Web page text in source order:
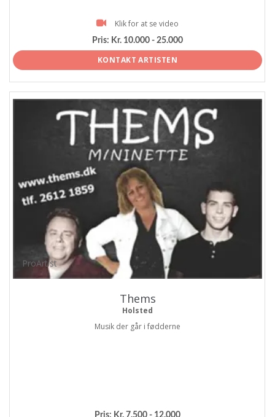
Klik for at se video
Pris: Kr. 10.000 - 25.000
KONTAKT ARTISTEN
ProArtist
Thems
Holsted
Musik der går i fødderne
Pris: Kr. 7.500 - 12.000